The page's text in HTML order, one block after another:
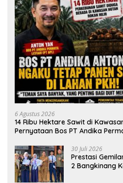
6 Agustus 2026
14 Ribu Hektare Sawit di
Pernyataan Bos PT Andika
30 Juli 2026
Prestasi
2 Bangkinang